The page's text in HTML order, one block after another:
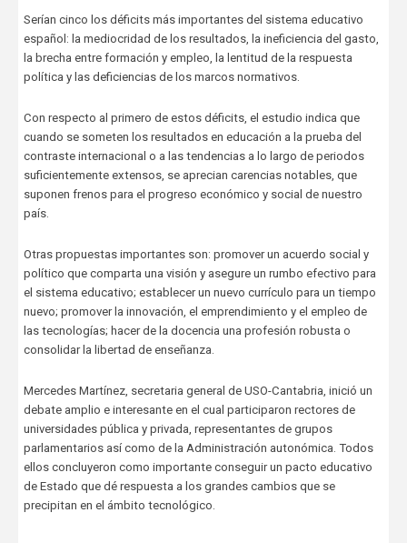
Serían cinco los déficits más importantes del sistema educativo
español: la mediocridad de los resultados, la ineficiencia del gasto,
la brecha entre formación y empleo, la lentitud de la respuesta
política y las deficiencias de los marcos normativos.
Con respecto al primero de estos déficits, el estudio indica que
cuando se someten los resultados en educación a la prueba del
contraste internacional o a las tendencias a lo largo de periodos
suficientemente extensos, se aprecian carencias notables, que
suponen frenos para el progreso económico y social de nuestro
país.
Otras propuestas importantes son: promover un acuerdo social y
político que comparta una visión y asegure un rumbo efectivo para
el sistema educativo; establecer un nuevo currículo para un tiempo
nuevo; promover la innovación, el emprendimiento y el empleo de
las tecnologías; hacer de la docencia una profesión robusta o
consolidar la libertad de enseñanza.
Mercedes Martínez, secretaria general de USO-Cantabria, inició un
debate amplio e interesante en el cual participaron rectores de
universidades pública y privada, representantes de grupos
parlamentarios así como de la Administración autonómica. Todos
ellos concluyeron como importante conseguir un pacto educativo
de Estado que dé respuesta a los grandes cambios que se
precipitan en el ámbito tecnológico.